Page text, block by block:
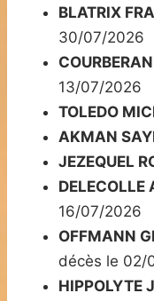
BLATRIX
30/07/2026
13/07/2026
TOLEDO
AKMAN
JEZEQUEL
DELECOLLE
16/07/2026
OFFMANN
décès le 02/
HIPPOLYTE